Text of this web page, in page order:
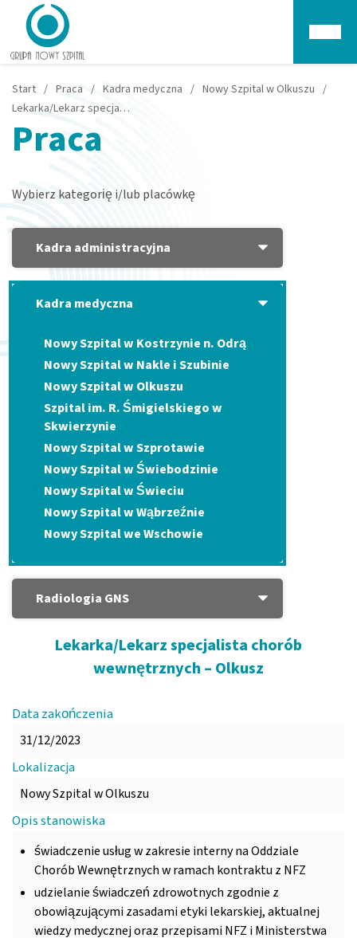
Start / Praca / Kadra medyczna / Nowy Szpital w Olkuszu /
Lekarka/Lekarz specjalista chorób wewnętrznych – Olkusz
Praca
Wybierz kategorię i/lub placówkę
Kadra administracyjna
Kadra medyczna
Nowy Szpital w Kostrzynie n. Odrą
Nowy Szpital w Nakle i Szubinie
Nowy Szpital w Olkuszu
Szpital im. R. Śmigielskiego w
Skwierzynie
Nowy Szpital w Szprotawie
Nowy Szpital w Świebodzinie
Nowy Szpital w Świeciu
Nowy Szpital w Wąbrzeźnie
Nowy Szpital we Wschowie
Radiologia GNS
Lekarka/Lekarz specjalista chorób
wewnętrznych – Olkusz
Data zakończenia
31/12/2023
Lokalizacja
Nowy Szpital w Olkuszu
Opis stanowiska
świadczenie usług w zakresie interny na Oddziale
Chorób Wewnętrznych w ramach kontraktu z NFZ
udzielanie świadczeń zdrowotnych zgodnie z
obowiązującymi zasadami etyki lekarskiej, aktualnej
wiedzy medycznej oraz przepisami NFZ i Ministerstwa